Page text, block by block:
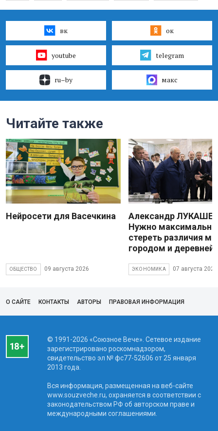
вк ок
youtube telegram
ru–by макс
Читайте также
Нейросети для Васечкина
ОБЩЕСТВО 09 августа 2026
Александр
Нужно максимально
стереть различия
городом и деревней
ЭКОНОМИКА 07 августа 2026
О САЙТЕ КОНТАКТЫ АВТОРЫ ПРАВОВАЯ ИНФОРМАЦИЯ
© 1991-2026 «Союзное Вече». Сетевое издание
зарегистрировано роскомнадзором,
свидетельство эл № фc77-52606 от 25 января
2013 года.
Вся информация, размещенная на веб-сайте
www.souzveche.ru, охраняется в соответствии с
законодательством РФ об авторском праве и
международными соглашениями.